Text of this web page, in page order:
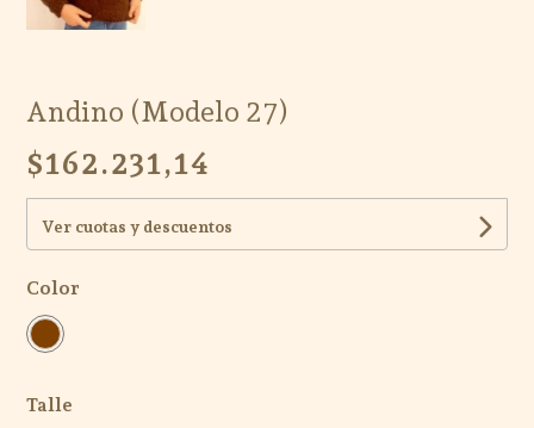
Andino (Modelo 27)
$162.231,14
Ver cuotas y descuentos
Color
Talle